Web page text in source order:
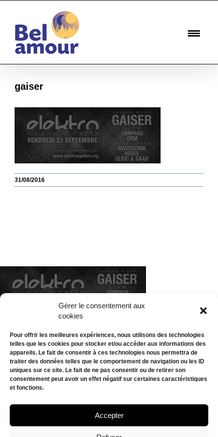
Gérer le consentement aux
cookies
Pour offrir les meilleures expériences, nous utilisons des technologies
telles que les cookies pour stocker et/ou accéder aux informations des
appareils. Le fait de consentir à ces technologies nous permettra de
traiter des données telles que le comportement de navigation ou les ID
uniques sur ce site. Le fait de ne pas consentir ou de retirer son
consentement peut avoir un effet négatif sur certaines caractéristiques
et fonctions.
Accepter
contenu
gaiser
31/08/2016
BILLETTERIE
CONTACT